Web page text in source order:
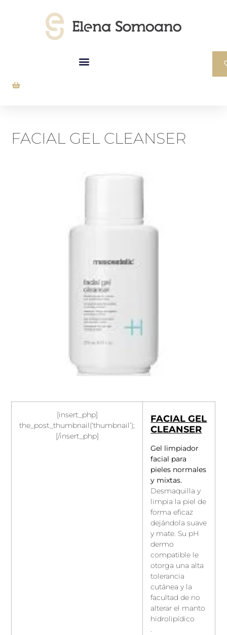
FACIAL GEL CLEANSER
[insert_php]
the_post_thumbnail(‘thumbnail’);
[/insert_php]
FACIAL GEL
CLEANSER
Gel limpiador
facial para
pieles normales
y mixtas.
Desmaquilla y
limpia la piel de
forma eficaz
dejándola suave
y mate. Su pH
dermo
compatible le
otorga una alta
tolerancia
cutánea y la
facultad de no
alterar el manto
hidrolipídico
.